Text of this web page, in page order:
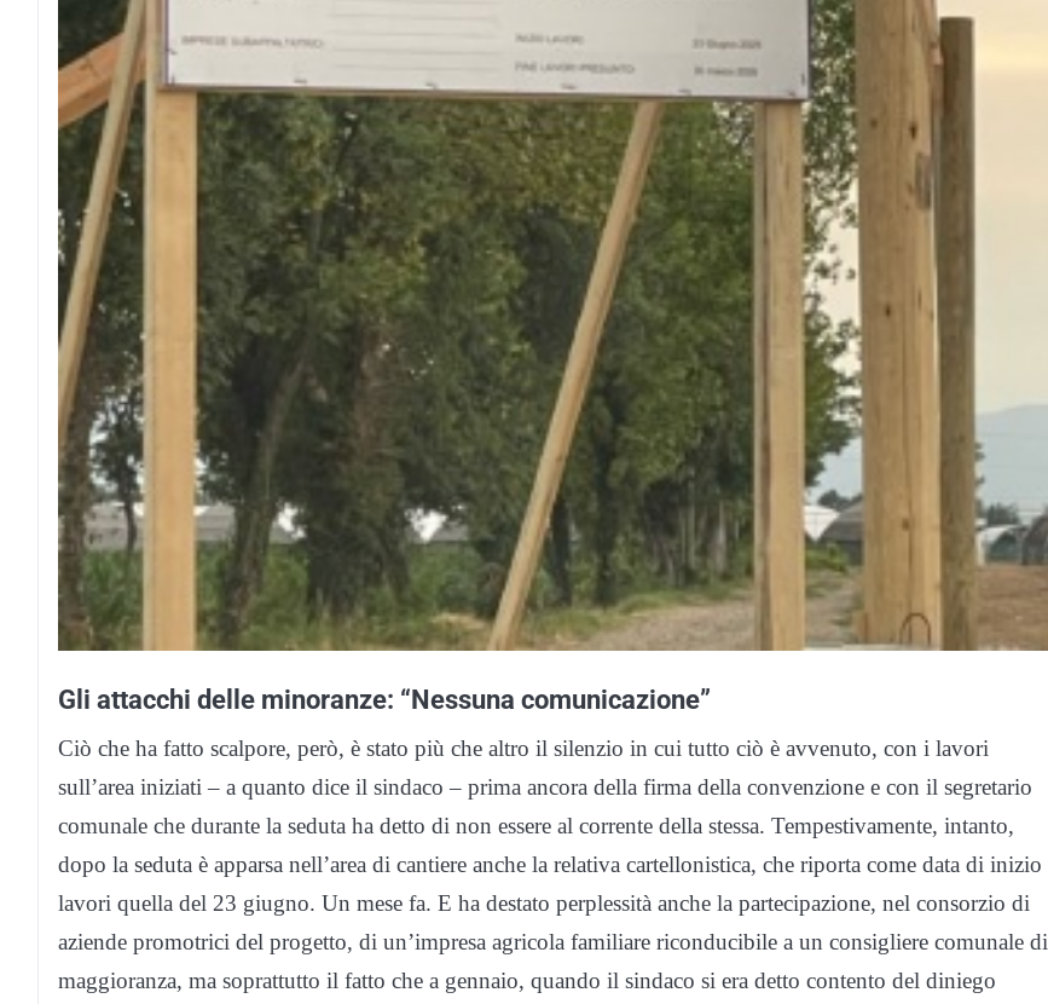
Gli attacchi delle minoranze: “Nessuna comunicazione”
Ciò che ha fatto scalpore, però, è stato più che altro il silenzio in cui tutto ciò è avvenuto, con i lavori
sull’area iniziati – a quanto dice il sindaco – prima ancora della firma della convenzione e con il segretario
comunale che durante la seduta ha detto di non essere al corrente della stessa. Tempestivamente, intanto,
dopo la seduta è apparsa nell’area di cantiere anche la relativa cartellonistica, che riporta come data di inizio
lavori quella del 23 giugno. Un mese fa. E ha destato perplessità anche la partecipazione, nel consorzio di
aziende promotrici del progetto, di un’impresa agricola familiare riconducibile a un consigliere comunale di
maggioranza, ma soprattutto il fatto che a gennaio, quando il sindaco si era detto contento del diniego